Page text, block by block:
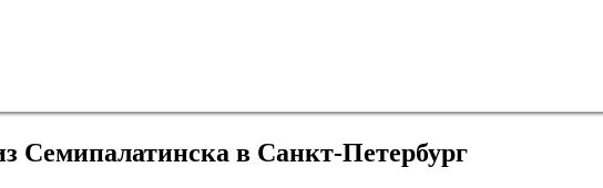
Семипалатинска в Санкт-Петербург